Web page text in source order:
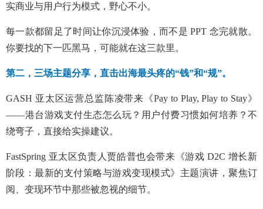
实商业与用户行为模式，野心不小。
每一款都留足了时间让你沉浸体验，而不是 PPT 念完就散。
你要找的下一匹黑马，可能就在这三款里。
第二，三场主题分享，直击出海最头疼的“钱”和“规”。
GASH 亚太区运营总监陈凌带来《Pay to Play, Play to Stay》
——港台游戏支付生态怎么玩？用户付费习惯如何培养？不
绕弯子，直接给实操建议。
FastSpring 亚太区负责人贾皓普也会带来《游戏 D2C 增长新
阶段：最新的支付策略与游戏变现模式》主题演讲，聚焦订
阅、变现环节中那些被忽视的细节。